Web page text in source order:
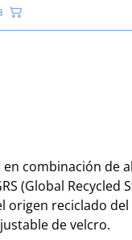
combinación de
(Global Recycled
origen reciclado
de velcro.